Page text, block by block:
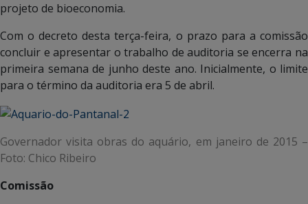
projeto de bioeconomia.
Com o decreto desta terça-feira, o prazo para a comissão
concluir e apresentar o trabalho de auditoria se encerra na
primeira semana de junho deste ano. Inicialmente, o limite
para o término da auditoria era 5 de abril.
Governador visita obras do aquário, em janeiro de 2015 –
Foto: Chico Ribeiro
Comissão